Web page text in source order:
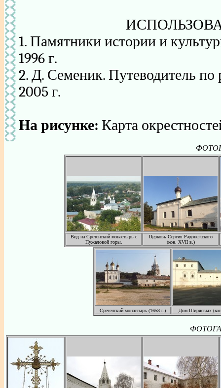
1. Памятники истории и
1996 г.
2. Д. Семеник. Путеводитель
2005 г.
На рисунке: Карта
Вид на Сретенский монастырь с
Пужаловой горы.
Церковь Сергия Радонежского
(кон. XVII в.)
Сретенский монастырь (1658 г.) Дом Ширяевых